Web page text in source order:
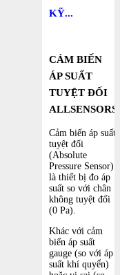
KỸ...
CẢM BIẾN
ÁP SUẤT
TUYỆT ĐỐI
ALLSENSORS
Cảm biến áp suất
tuyệt đối
(Absolute
Pressure Sensor)
là thiết bị đo áp
suất so với chân
không tuyệt đối
(0 Pa).
Khác với cảm
biến áp suất
gauge (so với áp
suất khí quyển)